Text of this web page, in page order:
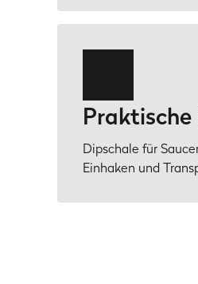
Dipschale für
Einhaken und